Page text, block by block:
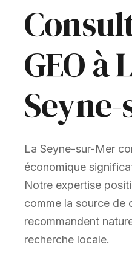
GEO à
La Seyne-sur-Mer
économique
Notre expertise
comme la source de
recommandent
recherche locale.